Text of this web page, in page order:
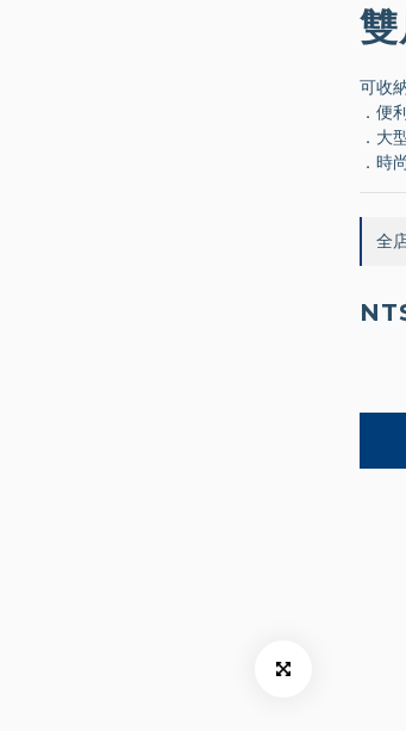
可收
．便
．大
．時
全